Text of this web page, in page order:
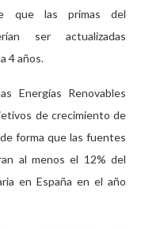
que las primas del
ser actualizadas
4 años.
Energías Renovables
de crecimiento de
forma que las fuentes
al menos el 12% del
en España en el año